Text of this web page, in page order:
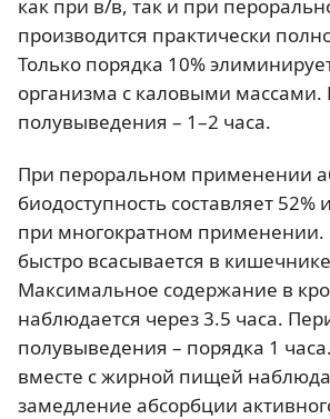
как при в/в, так и при
производится практически
Только порядка 10%
организма с каловыми массами.
полувыведения – 1–2 часа.
При пероральном применении
биодоступность составляет 52%
при многократном
быстро всасывается в
Максимальное содержание в
наблюдается через 3.5 часа.
полувыведения – порядка 1
вместе с жирной пищей
замедление абсорбции